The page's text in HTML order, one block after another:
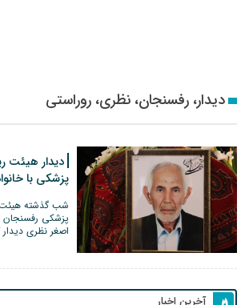
دیدار، رفسنجان، نظری، روراستی
دیدار هیئت
پزشکی با
شب گذشته هیئت
پزشکی رفسنجان
اصغر نظری دیدار